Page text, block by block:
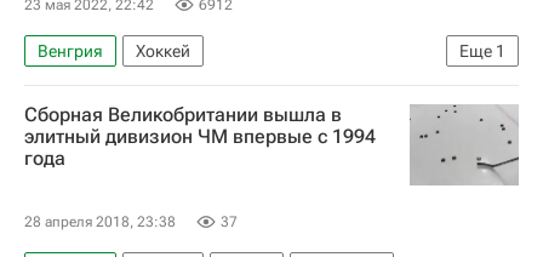
23 мая 2022, 22:42 6912
Еще 1
Венгрия
Хоккей
Чемпионат мира по хоккею
Сборная Великобритании вышла в
элитный дивизион ЧМ впервые с 1994
года
28 апреля 2018, 23:38 37